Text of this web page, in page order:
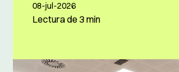
08-jul-2026
Lectura de3 min